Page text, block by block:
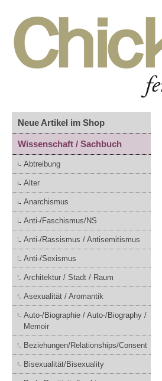
Neue Artikel im Shop
Wissenschaft / Sachbuch
Abtreibung
Alter
Anarchismus
Anti-/Faschismus/NS
Anti-/Rassismus / Antisemitismus
Anti-/Sexismus
Architektur / Stadt / Raum
Asexualität / Aromantik
Auto-/Biographie / Auto-/Biography /
Memoir
Beziehungen/Relationships/Consent
Bisexualität/Bisexuality